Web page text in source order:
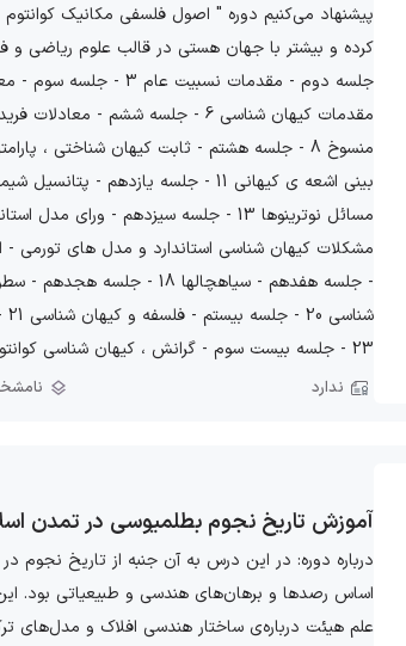
پیشنهاد می‌کنیم دوره " اصول فلسفی مکانیک
23 - جلسه بیست سوم - گرانش ، کیهان شناسی کوانتومی 24 - جلسه بیست چهارم - ادامه کیهان شناسی کوانتومی
ندارد
آموزش تاریخ نجوم بطلمیوسی در تمدن
درباره دوره: در این درس به آن جنبه از تاریخ نجوم
اساس رصدها و برهان‌های هندسی و طبیعیاتی بود.
علم هیئت درباره‌ی ساختار هندسی افلاک و مدل‌های